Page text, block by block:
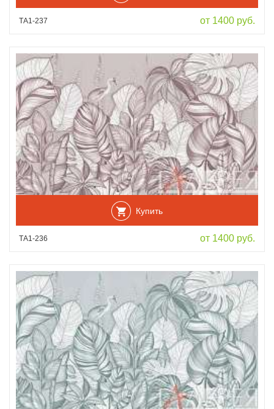
ТА1-237 от 1400 руб.
Купить
ТА1-236 от 1400 руб.